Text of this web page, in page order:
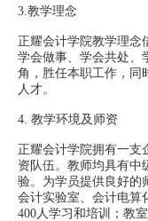
3.教学理念
正耀会计学院教学理念
学会做事、学会共处、
角，胜任本职工作，同
人才。
4. 教学环境及师资
正耀会计学院拥有一支
资队伍。教师均具有中
验。为学员提供良好的
会计实验室、会计电算
400人学习和培训；教